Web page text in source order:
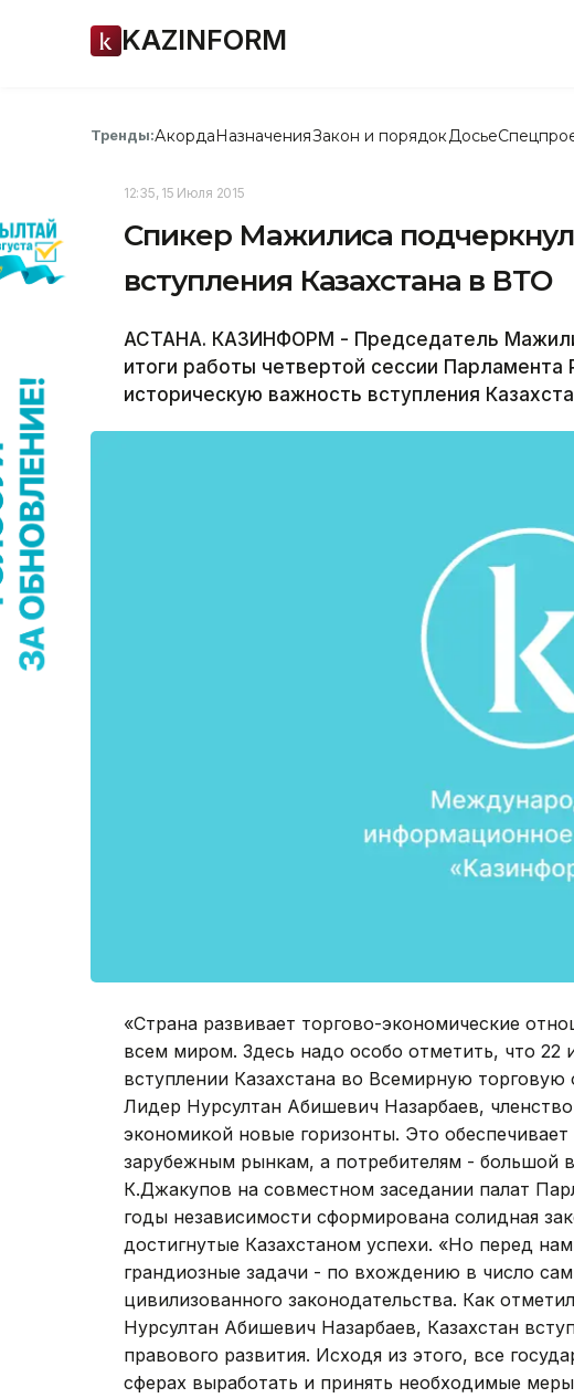
KAZINFORM
Тренды:АкордаНазначенияЗакон и порядок Досье
12:35, 15 Июля 2015
Спикер Мажилиса
вступления Казахстана в ВТО
АСТАНА. КАЗИНФОРМ - Председатель
итоги работы четвертой сессии Парламента
историческую важность вступления
«Страна развивает торгово-экономические
всем миром. Здесь надо особо отметить, что 22
вступлении Казахстана во Всемирную
Лидер Нурсултан Абишевич Назарбаев,
экономикой новые горизонты. Это
зарубежным рынкам, а потребителям - большой
К.Джакупов на совместном заседании палат
годы независимости сформирована солидная
достигнутые Казахстаном успехи. «Но перед
грандиозные задачи - по вхождению в число
цивилизованного законодательства. Как
Нурсултан Абишевич Назарбаев, Казахстан
правового развития. Исходя из этого, все
сферах выработать и принять необходимые